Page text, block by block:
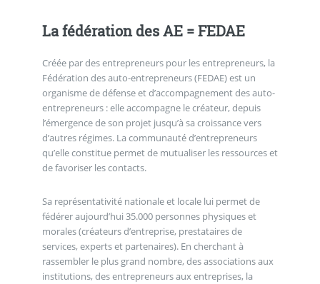
La fédération des AE = FEDAE
Créée par des entrepreneurs pour les entrepreneurs, la
Fédération des auto-entrepreneurs (FEDAE) est un
organisme de défense et d’accompagnement des auto-
entrepreneurs : elle accompagne le créateur, depuis
l’émergence de son projet jusqu’à sa croissance vers
d’autres régimes. La communauté d’entrepreneurs
qu’elle constitue permet de mutualiser les ressources et
de favoriser les contacts.
Sa représentativité nationale et locale lui permet de
fédérer aujourd’hui 35.000 personnes physiques et
morales (créateurs d’entreprise, prestataires de
services, experts et partenaires). En cherchant à
rassembler le plus grand nombre, des associations aux
institutions, des entrepreneurs aux entreprises, la